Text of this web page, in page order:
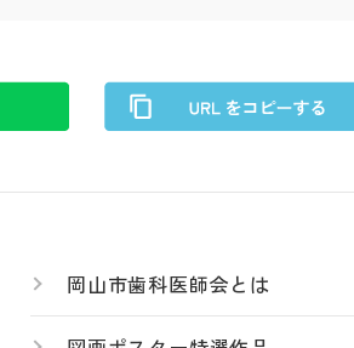
岡山市歯科医師会とは